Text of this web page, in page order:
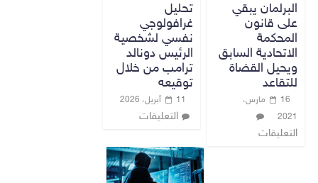
البرلمان يبقي
على قانون
المحكمة
الاتحادية السابق
ويحيل القضاة
للتقاعد
16 مارس،
2021
التعليقات
تحليل
غرافولوجي
نفسي لشخصية
الرئيس دونالد
ترامب من خلال
توقيعه
11 أبريل، 2026
التعليقات